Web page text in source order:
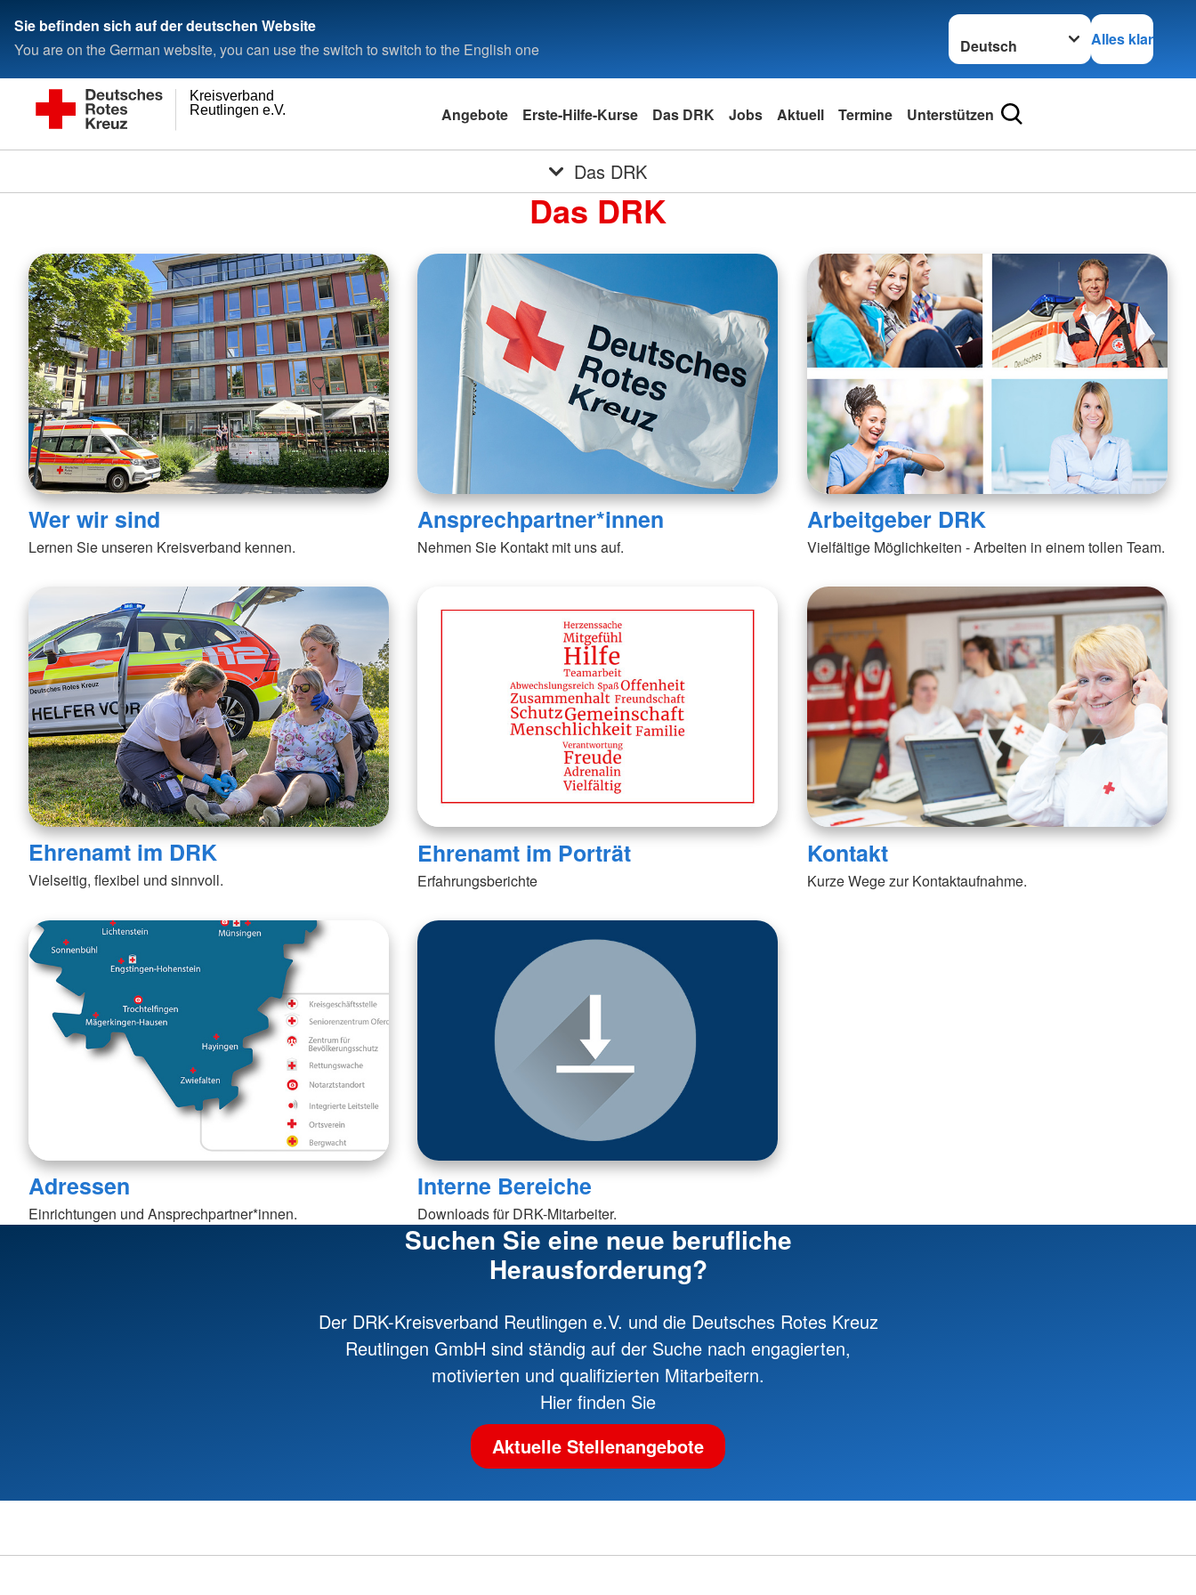
Sie befinden sich auf der deutschen Website
You are on the German website, you can use the switch to switch to the English one
Sprache wechseln zu
Alles klar
Reutlingen e.V.
Kreisverband
Angebote Erste-Hilfe-Kurse Das DRK Jobs Aktuell Termine Unterstützen
Das DRK
Das DRK
Wer wir sind
Lernen Sie unseren Kreisverband kennen.
Ansprechpartner*innen
Nehmen Sie Kontakt mit uns auf.
Arbeitgeber DRK
Vielfältige Möglichkeiten - Arbeiten in einem tollen Team.
Ehrenamt im DRK
Vielseitig, flexibel und sinnvoll.
Ehrenamt im Porträt
Erfahrungsberichte
Kontakt
Kurze Wege zur Kontaktaufnahme.
Adressen
Einrichtungen und Ansprechpartner*innen.
Interne Bereiche
Downloads für DRK-Mitarbeiter.
Suchen Sie eine neue berufliche
Herausforderung?
Der DRK-Kreisverband Reutlingen e.V. und die Deutsches Rotes Kreuz
Reutlingen GmbH sind ständig auf der Suche nach engagierten,
motivierten und qualifizierten Mitarbeitern.
Hier finden Sie
Aktuelle Stellenangebote